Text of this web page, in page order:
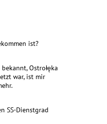
ist?
Ostrołęka
war, ist mir
SS-Dienstgrad